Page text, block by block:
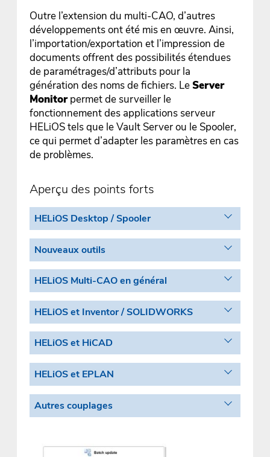
Outre l’extension du multi-CAO, d’autres
développements ont été mis en œuvre. Ainsi,
l’importation/exportation et l’impression de
documents offrent des possibilités étendues
de paramétrages/d’attributs pour la
génération des noms de fichiers. LeServer
Monitorpermet de surveiller le
fonctionnement des applications serveur
HELiOS tels que le Vault Server ou le Spooler,
ce qui permet d’adapter les paramètres en cas
de problèmes.
Aperçu des points forts
HELiOS Desktop / Spooler
Nouveaux outils
HELiOS Multi-CAO en général
HELiOS et Inventor / SOLIDWORKS
HELiOS et HiCAD
HELiOS et EPLAN
Autres couplages